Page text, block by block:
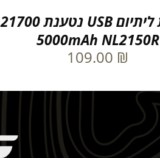
סוללת ליתיום USB נטענת 21700
5000mAh NL2150R
109.00 ₪